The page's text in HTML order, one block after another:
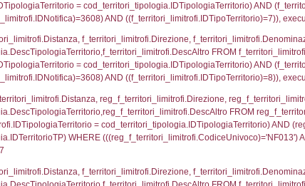
(((reg_d3_ispezioni.CodiceUnivoco)='NF013')),
sql: SELECT el_nazioni.DescIT,
f_confini_stato.IDNotifica = 3608;, executionMS:
sql: SELECT el_nazioni.DescIT,
WHERE
sql: SELECT el_regioni.Regione,
el_comuni.IstProvincia =